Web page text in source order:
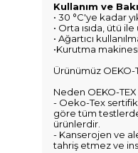
Kullanım ve
• 30 °C'ye kadar
• Orta ısıda, ütü
• Ağartıcı
•Kurutma
Ürünümüz OEKO-
Neden OEKO-TEX
- Oeko-Tex
göre tüm
ürünlerdir.
- Kanserojen ve
tahriş etmez ve